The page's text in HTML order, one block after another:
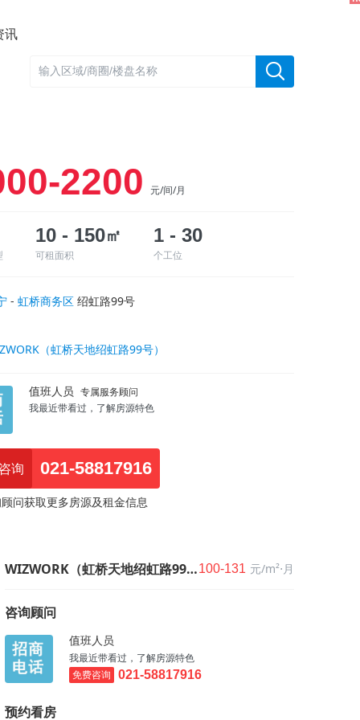
讯
2200 元/间/月
10 - 150㎡
可租面积
1 - 30
个工位
- 虹桥商务区 绍虹路99号
（虹桥天地绍虹路99号）
值班人员 专属服务顾问
我最近带看过，了解房源特色
询 021-58817916
问获取更多房源及租金信息
WIZWORK（虹桥天地绍虹路99号）100-131 元/m²⋅月
咨询顾问
值班人员
我最近带看过，了解房源特色
免费咨询 021-58817916
预约看房